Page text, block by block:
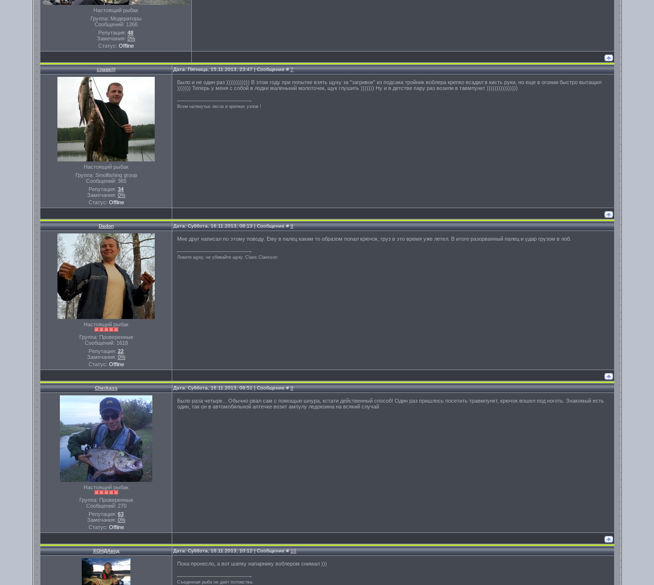
Настоящий рыбак
Группа: Модераторы
Сообщений: 1266
Репутация: 48
Замечания: 0%
Статус: Offline
славк@ Дата: Пятница, 15.11.2013, 23:47 | Сообщение #7
Настоящий рыбак
Группа: Smolfishing group
Сообщений: 365
Репутация: 34
Замечания: 0%
Статус: Offline
Было и не один раз )))))))))))) В этом году при попытке взять щуку за "загривок" из подсака тройник воблера крепко всадил в кисть руки, но еще в огонии быстро вытащил
))))))) Теперь у меня с собой в лодки маленький молоточек, щук глушить ))))))) Ну и в детстве пару раз возили в тавмпункт ))))))))))))))))
Всем натянутых лесок и крепких узлов !
Dadon Дата: Суббота, 16.11.2013, 08:13 | Сообщение #8
Настоящий рыбак
Группа: Проверенные
Сообщений: 1618
Репутация: 22
Замечания: 0%
Статус: Offline
Мне друг написал по этому поводу. Ему в палец каким то образом попал крючок, груз в это время уже летел. В итоге разорванный палец и удар грузом в лоб.
Ловите щуку, не убивайте щуку. Сlaes Сlaesson
Cherkass Дата: Суббота, 16.11.2013, 09:51 | Сообщение #9
Настоящий рыбак
Группа: Проверенные
Сообщений: 270
Репутация: 63
Замечания: 0%
Статус: Offline
Было раза четыре... Обычно рвал сам с помощью шнура, кстати действенный способ! Один раз пришлось посетить травмпункт, крючок вошел под ноготь. Знакомый есть
один, так он в автомобильной аптечке возит ампулу ледокоина на всякий случай
ХОНДАвод Дата: Суббота, 16.11.2013, 10:12 | Сообщение #10
Пока пронесло, а вот шапку напарнику воблером снимал )))
Съеденная рыба не даёт потомства.